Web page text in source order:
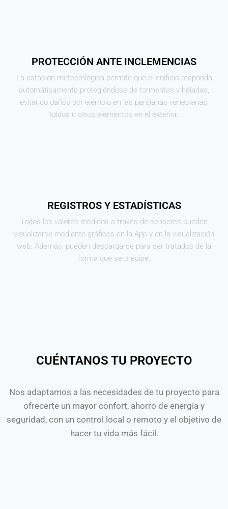
PROTECCIÓN ANTE INCLEMENCIAS
La estación meteorológica permite que el edificio responda
automáticamente protegiéndose de tormentas y heladas,
evitando daños por ejemplo en las persianas venecianas,
toldos u otros elementos en el exterior.
REGISTROS Y ESTADÍSTICAS
Todos los valores medidos a través de sensores pueden
visualizarse mediante gráficos en la App y en la visualización
web. Además, pueden descargarse para ser tratados de la
forma que se precise.
CUÉNTANOS TU PROYECTO
Nos adaptamos a las necesidades de tu proyecto para
ofrecerte un mayor confort, ahorro de energía y
seguridad, con un control local o remoto y el objetivo de
hacer tu vida más fácil.